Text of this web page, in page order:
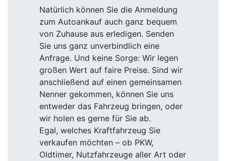
Natürlich können Sie die Anmeldung
zum Autoankauf auch ganz bequem
von Zuhause aus erledigen. Senden
Sie uns ganz unverbindlich eine
Anfrage. Und keine Sorge: Wir legen
großen Wert auf faire Preise. Sind wir
anschließend auf einen gemeinsamen
Nenner gekommen, können Sie uns
entweder das Fahrzeug bringen, oder
wir holen es gerne für Sie ab.
Egal, welches Kraftfahrzeug Sie
verkaufen möchten – ob PKW,
Oldtimer, Nutzfahrzeuge aller Art oder